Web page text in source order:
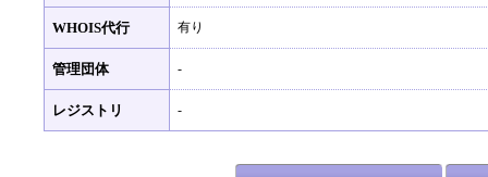
WHOIS代行 有り
管理団体 -
レジストリ -